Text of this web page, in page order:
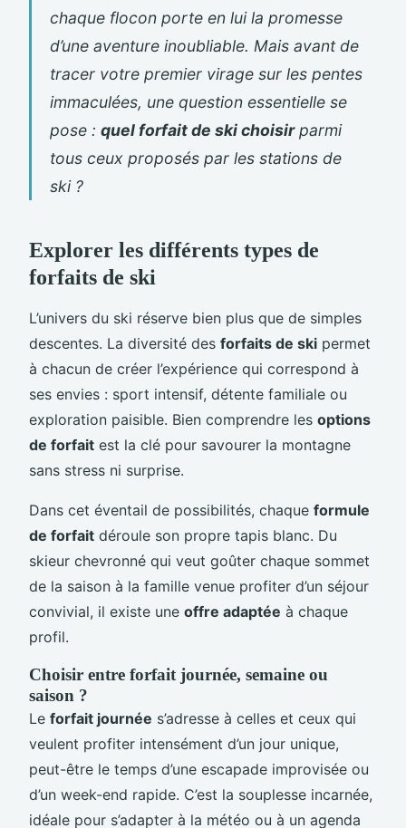
chaque flocon porte en lui la promesse
d’une aventure inoubliable. Mais avant de
tracer votre premier virage sur les pentes
immaculées, une question essentielle se
pose : quel forfait de ski choisirparmi
tous ceux proposés par les stations de
ski ?
Explorer les différents types de
forfaits de ski
L’univers du ski réserve bien plus que de simples
descentes. La diversité des forfaits de ski permet
à chacun de créer l’expérience qui correspond à
ses envies : sport intensif, détente familiale ou
exploration paisible. Bien comprendre les options
de forfait est la clé pour savourer la montagne
sans stress ni surprise.
Dans cet éventail de possibilités, chaque formule
de forfait déroule son propre tapis blanc. Du
skieur chevronné qui veut goûter chaque sommet
de la saison à la famille venue profiter d’un séjour
convivial, il existe une offre adaptée à chaque
profil.
Choisir entre forfait journée, semaine ou
saison ?
Le forfait journée s’adresse à celles et ceux qui
veulent profiter intensément d’un jour unique,
peut-être le temps d’une escapade improvisée ou
d’un week-end rapide. C’est la souplesse incarnée,
idéale pour s’adapter à la météo ou à un agenda